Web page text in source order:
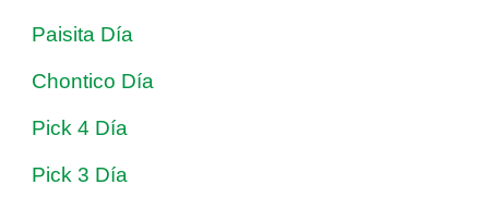
Paisita Día
Chontico Día
Pick 4 Día
Pick 3 Día